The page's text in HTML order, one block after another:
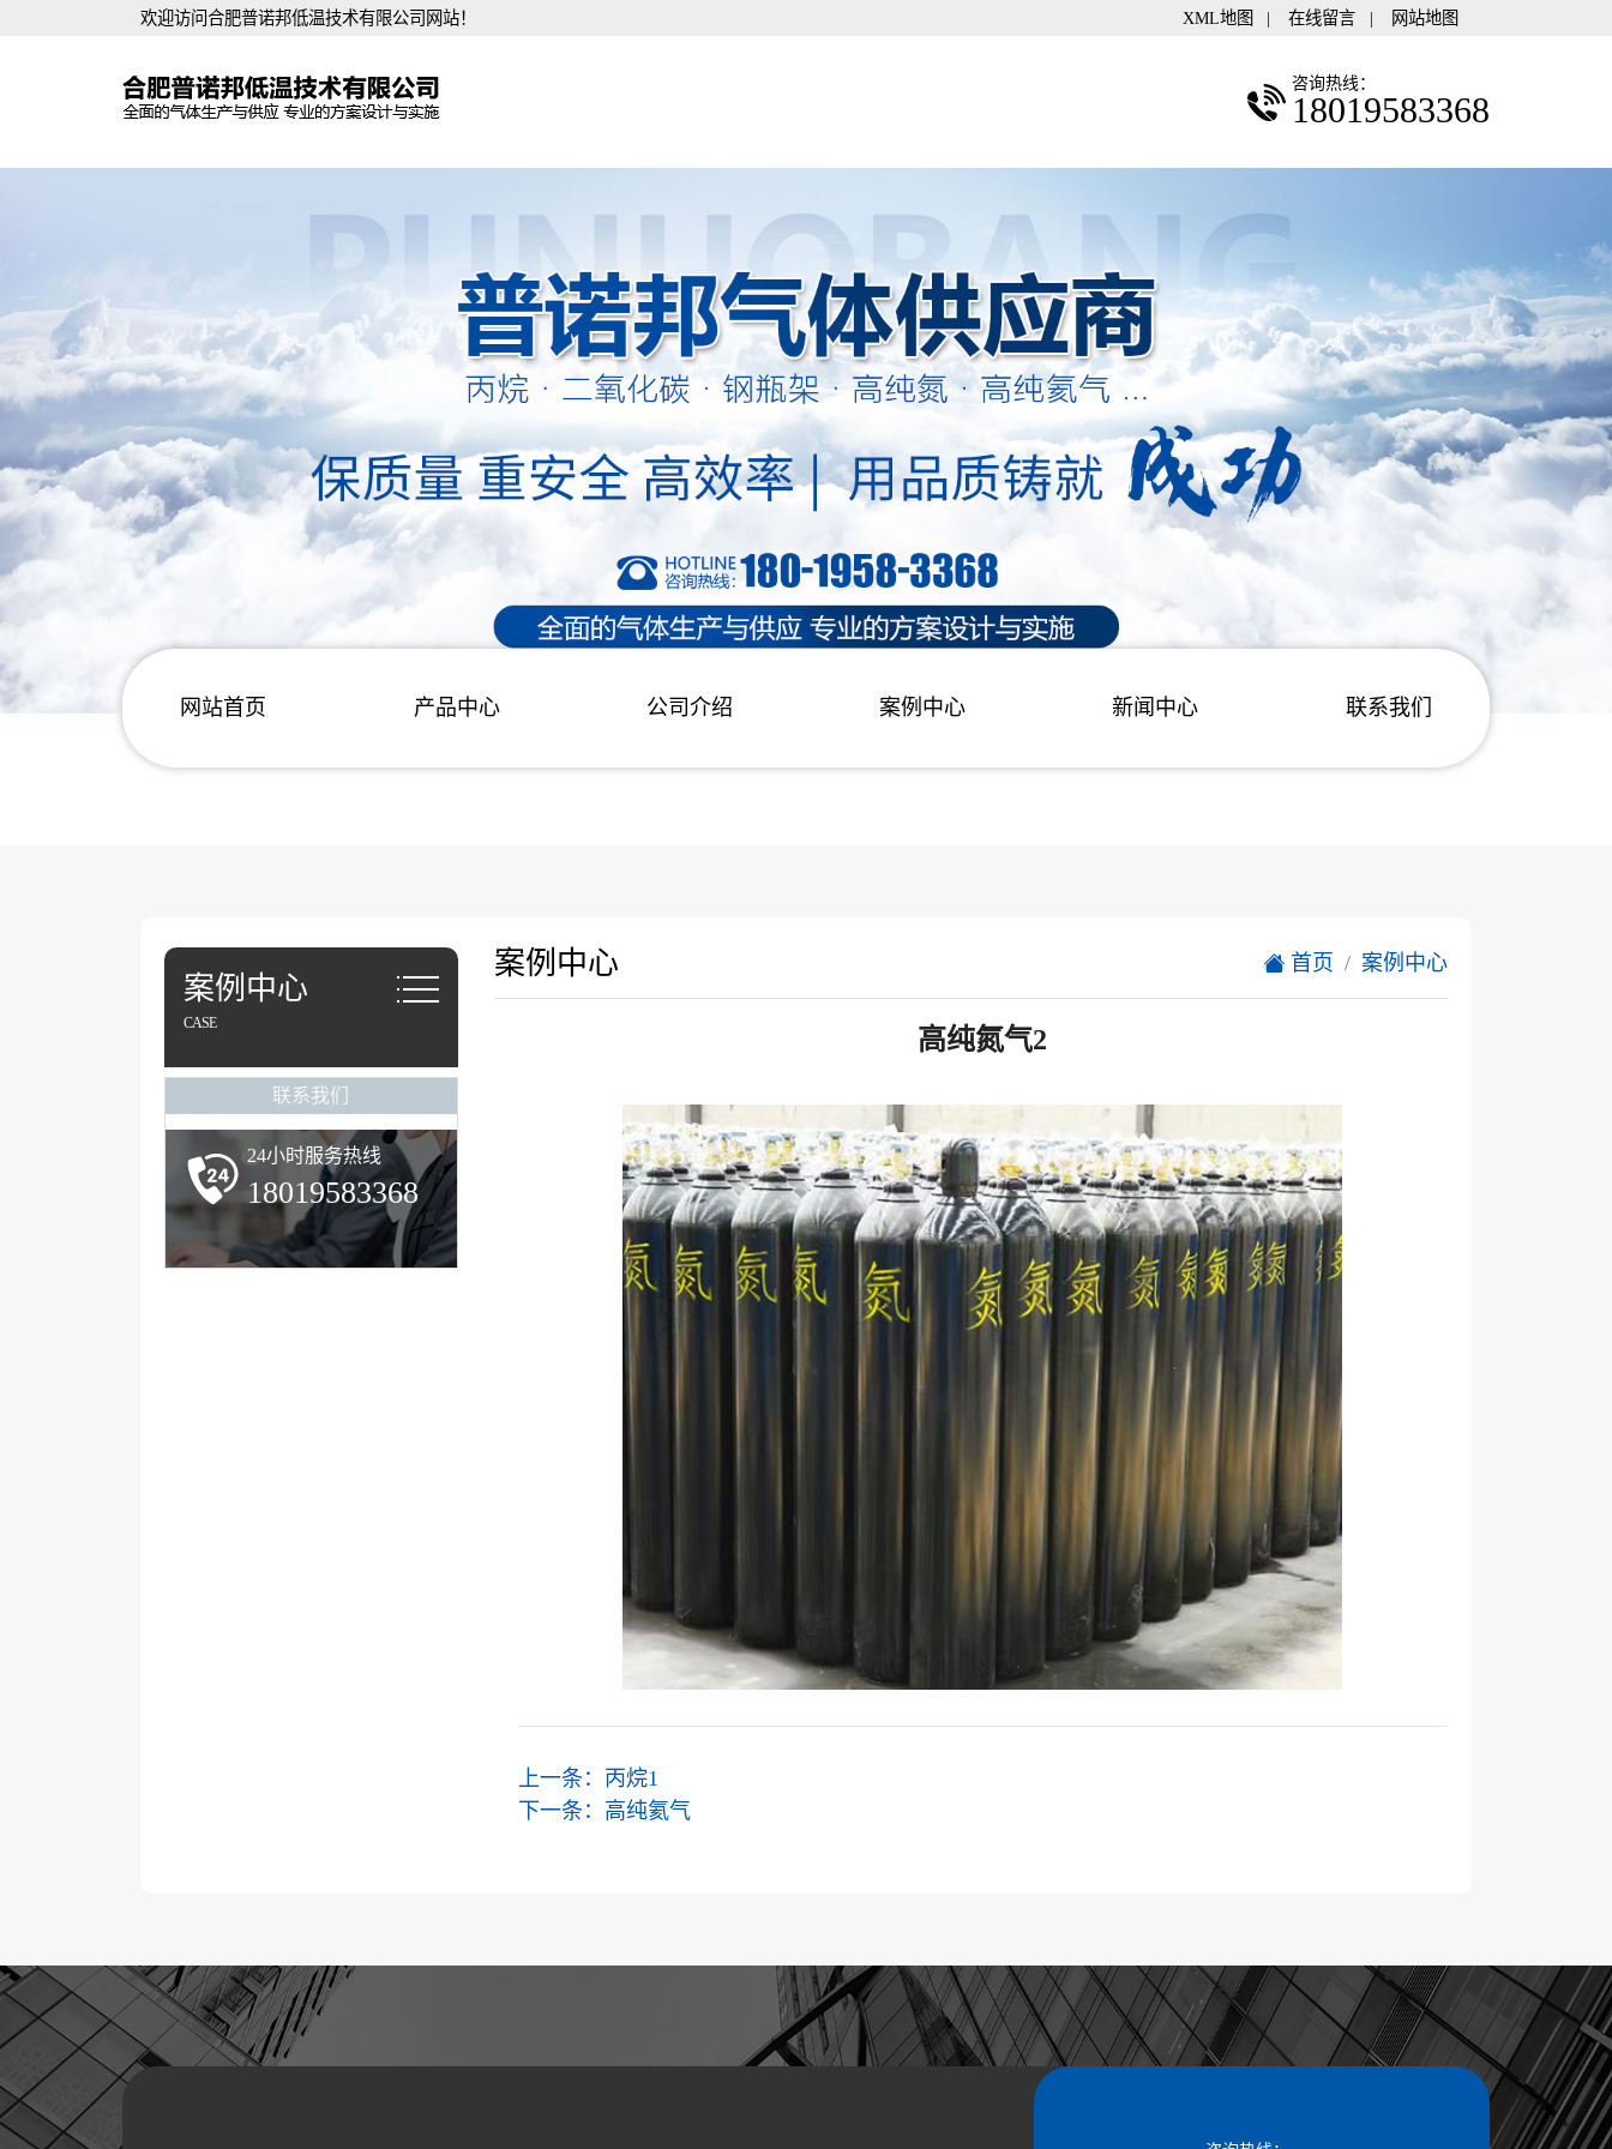
欢迎访问合肥普诺邦低温技术有限公司网站！ XML地图 | 在线留言 | 网站地图
咨询热线：
18019583368
网站首页 产品中心 公司介绍 案例中心 新闻中心 联系我们
案例中心
CASE
联系我们
24小时服务热线
18019583368
案例中心 首页 案例中心
高纯氮气2
上一条： 丙烷1
下一条： 高纯氦气